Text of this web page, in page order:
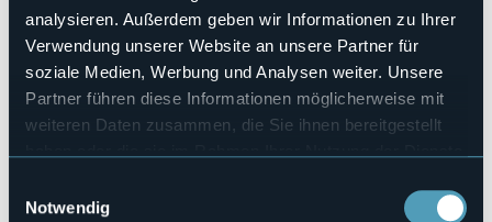
analysieren. Außerdem geben wir Informationen zu Ihrer
Verwendung unserer Website an unsere Partner für
soziale Medien, Werbung und Analysen weiter. Unsere
Partner führen diese Informationen möglicherweise mit
weiteren Daten zusammen, die Sie ihnen bereitgestellt
Notwendig
esseri viventi a 360°.
Veranstaltungsmanager
Ecomuseo Cusius
Veranstaltungsort
Museo della tornitura del legno - Pettenasco
Telefon
+39 0323 89622
ecomuseo.cusius@gmail.com